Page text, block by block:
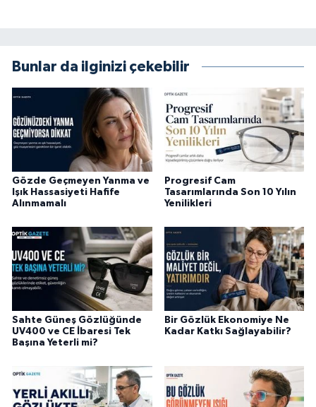
Bunlar da ilginizi çekebilir
Gözde Geçmeyen Yanma ve
Işık Hassasiyeti Hafife
Alınmamalı
Progresif Cam
Tasarımlarında Son 10 Yılın
Yenilikleri
Sahte Güneş Gözlüğünde
UV400 ve CE İbaresi Tek
Başına Yeterli mi?
Bir Gözlük Ekonomiye Ne
Kadar Katkı Sağlayabilir?